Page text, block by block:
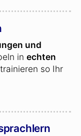
und
in echten
so Ihr